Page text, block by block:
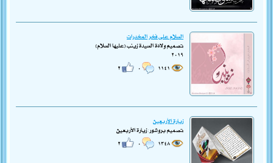
السلام على فخر المخدرات
تصميم ولادة السيدة زينب (عليها السلام)
٢٠١٩
زيارة الأربعين
تصميم بروشور: زيارة الأربعين